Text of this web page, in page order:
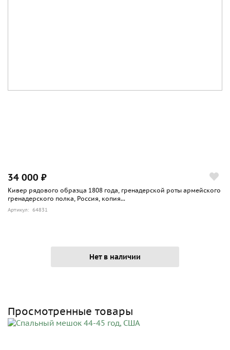
34 000 ₽
Кивер рядового образца 1808 года, гренадерской роты армейского
гренадерского полка, Россия, копия...
Артикул: 64831
Нет в наличии
Просмотренные товары